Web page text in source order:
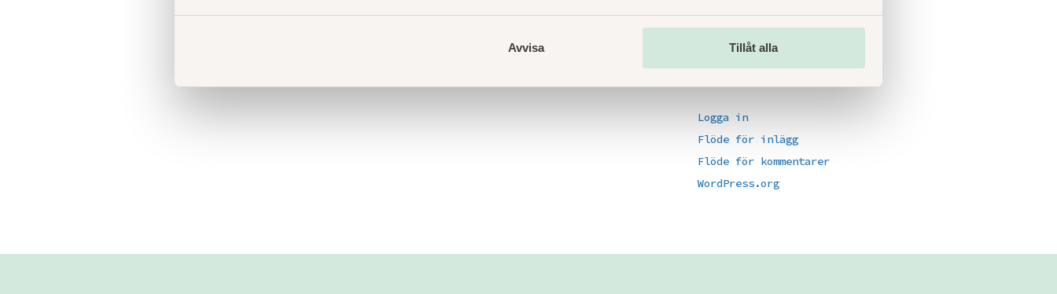
Avvisa Tillåt alla
Uncategorized
Logga in
Flöde för inlägg
Flöde för kommentarer
WordPress.org